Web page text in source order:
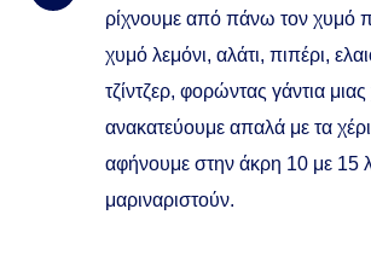
ρίχνουμε από πάνω τον χυμό
χυμό λεμόνι, αλάτι, πιπέρι,
τζίντζερ, φορώντας γάντια
ανακατεύουμε απαλά με τα
αφήνουμε στην άκρη 10 με 15
μαριναριστούν.